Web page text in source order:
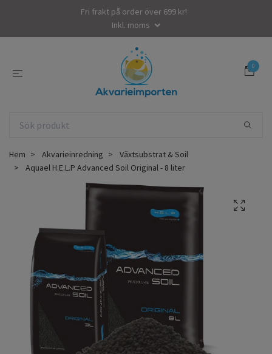
Fri frakt på order över 699 kr!
Inkl. moms
0
Hem Akvarieinredning
Växtsubstrat & Soil
Aquael H.E.L.P Advanced Soil Original - 8 liter